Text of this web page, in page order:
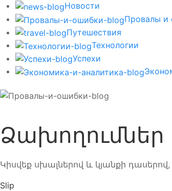
Новости
Провалы и
Путешествия
Технологии
Успехи
Ձախողումներ
Կիսվեք սխալներով և կյանքի
Slip